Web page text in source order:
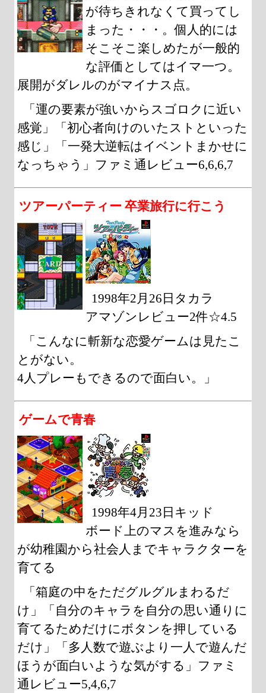
が待ちきれなくて買ってし
まった・・・。個人的には
そこそこ楽しめたが一般的
な評価としてはイマ一つ。
展開がダレルのがマイナス点。
「運の要素が強いからスゴロクに近い
感覚」「初心者向けのいたストといった
感じ」「一発大逆転はイベントまかせに
なっちゃう」ファミ通レビュー6,6,6,7
ツアーパーティー 卒業旅行に行こう
1998年2月26日タカラ
アマゾンレビュー2件☆4.5
「こんなに斬新な恋愛ゲームは見たこ
とがない。
4人プレーもできるので面白い。」
ゲームで青春
1998年4月23日キッド
ボード上のマスを進みなら
が幼稚園から社会人までキャラクターを
育てる
「箱庭の中をただグルグルまわるだ
け」「自分のキャラを自分の思い通りに
育てるためだけにボタンを押している
だけ」「多人数で遊ぶより一人で遊んだ
ほうが面白いような気がする」ファミ
通レビュー5,4,6,7